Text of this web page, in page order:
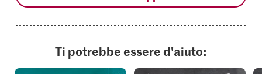
Ti potrebbe essere d'aiuto: